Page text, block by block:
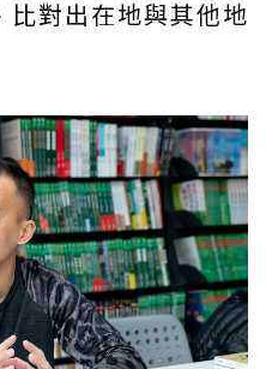
對出在地與其他地